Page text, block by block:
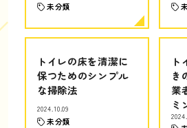
未分類
トイレの床を清潔に
保つためのシンプル
な掃除法
2024.10.09
未分類
ト
き
業
ミ